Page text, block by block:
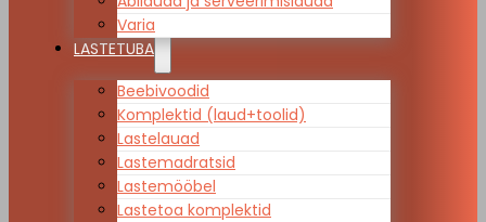
Varia
LASTETUBA
Beebivoodid
Komplektid (laud+toolid)
Lastelauad
Lastemadratsid
Lastemööbel
Lastetoa komplektid